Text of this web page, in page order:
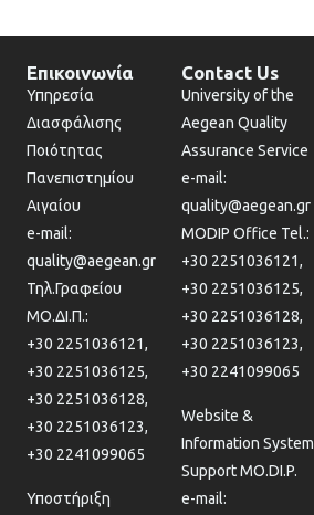
Επικοινωνία
Υπηρεσία
Διασφάλισης
Ποιότητας
Πανεπιστημίου
Αιγαίου
e-mail:
quality@aegean.gr
Τηλ.Γραφείου
ΜΟ.ΔΙ.Π.:
+30 2251036121,
+30 2251036125,
+30 2251036128,
+30 2251036123,
+30 2241099065
Υποστήριξη
Contact Us
University of the
Aegean Quality
Assurance Service
e-mail:
quality@aegean.gr
MODIP Office Tel.:
+30 2251036121,
+30 2251036125,
+30 2251036128,
+30 2251036123,
+30 2241099065
Website &
Information System
Support MO.DI.P.
e-mail: